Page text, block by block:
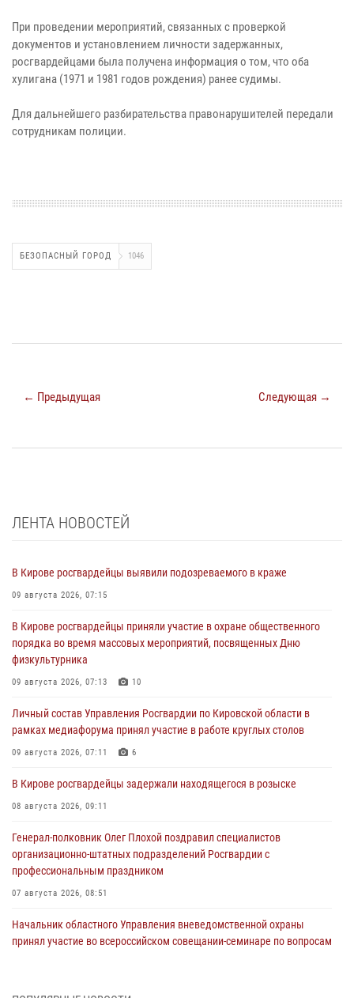
При проведении мероприятий, связанных с проверкой
документов и установлением личности задержанных,
росгвардейцами была получена информация о том, что оба
хулигана (1971 и 1981 годов рождения) ранее судимы.
Для дальнейшего разбирательства правонарушителей передали
сотрудникам полиции.
БЕЗОПАСНЫЙ ГОРОД 1046
← Предыдущая Следующая →
ЛЕНТА НОВОСТЕЙ
В Кирове росгвардейцы выявили подозреваемого в краже
09 августа 2026, 07:15
В Кирове росгвардейцы приняли участие в охране общественного
порядка во время массовых мероприятий, посвященных Дню
физкультурника
09 августа 2026, 07:13 10
Личный состав Управления Росгвардии по Кировской области в
рамках медиафорума принял участие в работе круглых столов
09 августа 2026, 07:11 6
В Кирове росгвардейцы задержали находящегося в розыске
08 августа 2026, 09:11
Генерал-полковник Олег Плохой поздравил специалистов
организационно-штатных подразделений Росгвардии с
профессиональным праздником
07 августа 2026, 08:51
Начальник областного Управления вневедомственной охраны
принял участие во всероссийском совещании-семинаре по вопросам